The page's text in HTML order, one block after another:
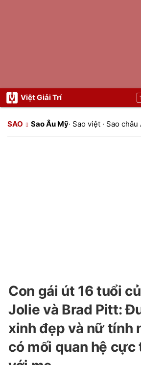
Việt Giải Trí
SAO Sao Âu Mỹ· Sao việt · Sao châu
Con gái út 16 tuổi
Jolie và Brad Pitt:
xinh đẹp và nữ tính
có mối quan hệ cực